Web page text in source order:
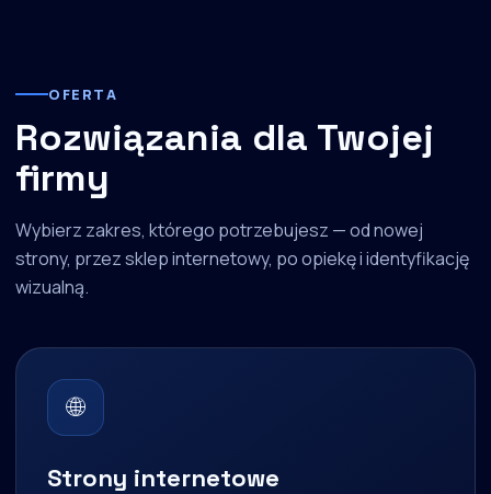
OFERTA
Rozwiązania dla Twojej
firmy
Wybierz zakres, którego potrzebujesz — od nowej
strony, przez sklep internetowy, po opiekę i identyfikację
wizualną.
🌐
Strony internetowe